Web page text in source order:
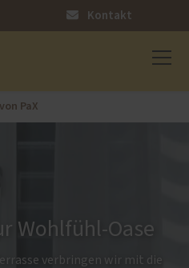
Kontakt
PaX
Wohlfühl-Oase
verbringen wir mit die